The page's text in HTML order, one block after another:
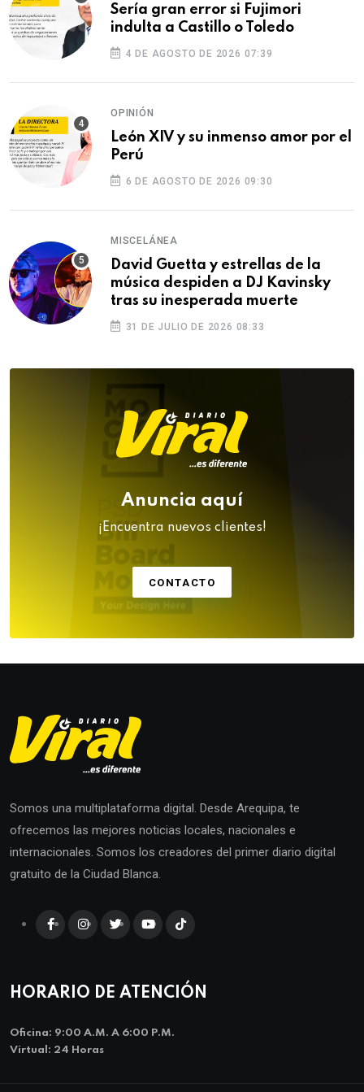
Sería gran error si Fujimori
indulta a Castillo o Toledo
4 DE AGOSTO DE 2026 07:39
OPINIÓN
León XIV y su inmenso amor por el
Perú
6 DE AGOSTO DE 2026 09:30
MISCELÁNEA
David Guetta y estrellas de la
música despiden a DJ Kavinsky
tras su inesperada muerte
31 DE JULIO DE 2026 08:33
Anuncia aquí
¡Encuentra nuevos clientes!
CONTACTO
Somos una multiplataforma digital. Desde Arequipa, te
ofrecemos las mejores noticias locales, nacionales e
internacionales. Somos los creadores del primer diario digital
gratuito de la Ciudad Blanca.
HORARIO DE ATENCIÓN
Oficina: 9:00 A.m. A 6:00 P.m.
Virtual: 24 Horas